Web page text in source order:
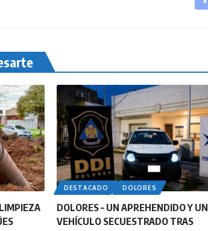
DESTACADO DOLORES
DOLORES – UN APREHENDIDO Y UN
VEHÍCULO SECUESTRADO TRAS